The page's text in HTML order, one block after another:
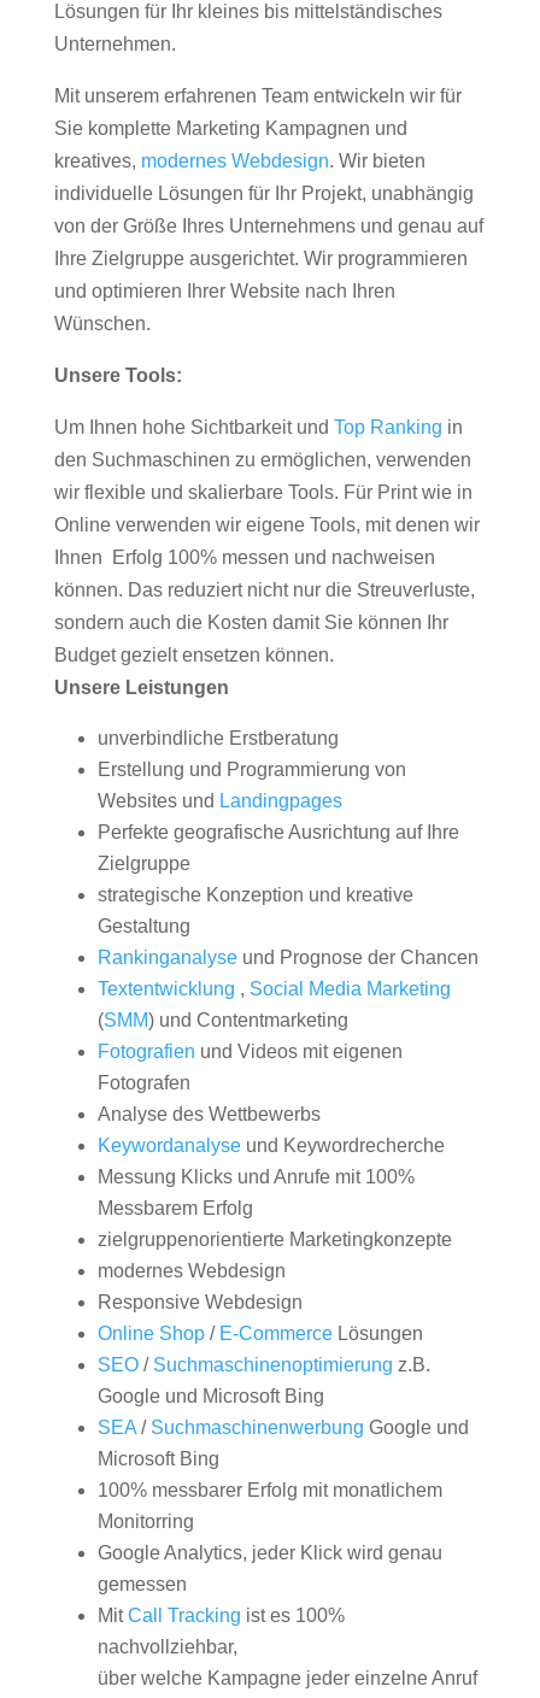
Lösungen für Ihr kleines bis mittelständisches
Unternehmen.
Mit unserem erfahrenen Team entwickeln wir für
Sie komplette Marketing Kampagnen und
kreatives, modernes Webdesign. Wir bieten
individuelle Lösungen für Ihr Projekt, unabhängig
von der Größe Ihres Unternehmens und genau auf
Ihre Zielgruppe ausgerichtet. Wir programmieren
und optimieren Ihrer Website nach Ihren
Wünschen.
Unsere Tools:
Um Ihnen hohe Sichtbarkeit und Top Ranking in
den Suchmaschinen zu ermöglichen, verwenden
wir flexible und skalierbare Tools. Für Print wie in
Online verwenden wir eigene Tools, mit denen wir
Ihnen Erfolg 100% messen und nachweisen
können. Das reduziert nicht nur die Streuverluste,
sondern auch die Kosten damit Sie können Ihr
Budget gezielt ensetzen können.
Unsere Leistungen
unverbindliche Erstberatung
Erstellung und Programmierung von
Websites und Landingpages
Perfekte geografische Ausrichtung auf Ihre
Zielgruppe
strategische Konzeption und kreative
Gestaltung
Rankinganalyseund Prognose der Chancen
Textentwicklung , Social Media Marketing
(SMM) und Contentmarketing
Fotografien und Videos mit eigenen
Fotografen
Analyse des Wettbewerbs
Keywordanalyseund Keywordrecherche
Messung Klicks und Anrufe mit 100%
Messbarem Erfolg
zielgruppenorientierte Marketingkonzepte
modernes Webdesign
Responsive Webdesign
Online Shop/ E-CommerceLösungen
SEO/ Suchmaschinenoptimierung z.B.
Google und Microsoft Bing
SEA/ Suchmaschinenwerbung Google und
Microsoft Bing
100% messbarer Erfolg mit monatlichem
Monitorring
Google Analytics, jeder Klick wird genau
gemessen
MitCall Tracking ist es 100%
nachvollziehbar,
über welche Kampagne jeder einzelne Anruf